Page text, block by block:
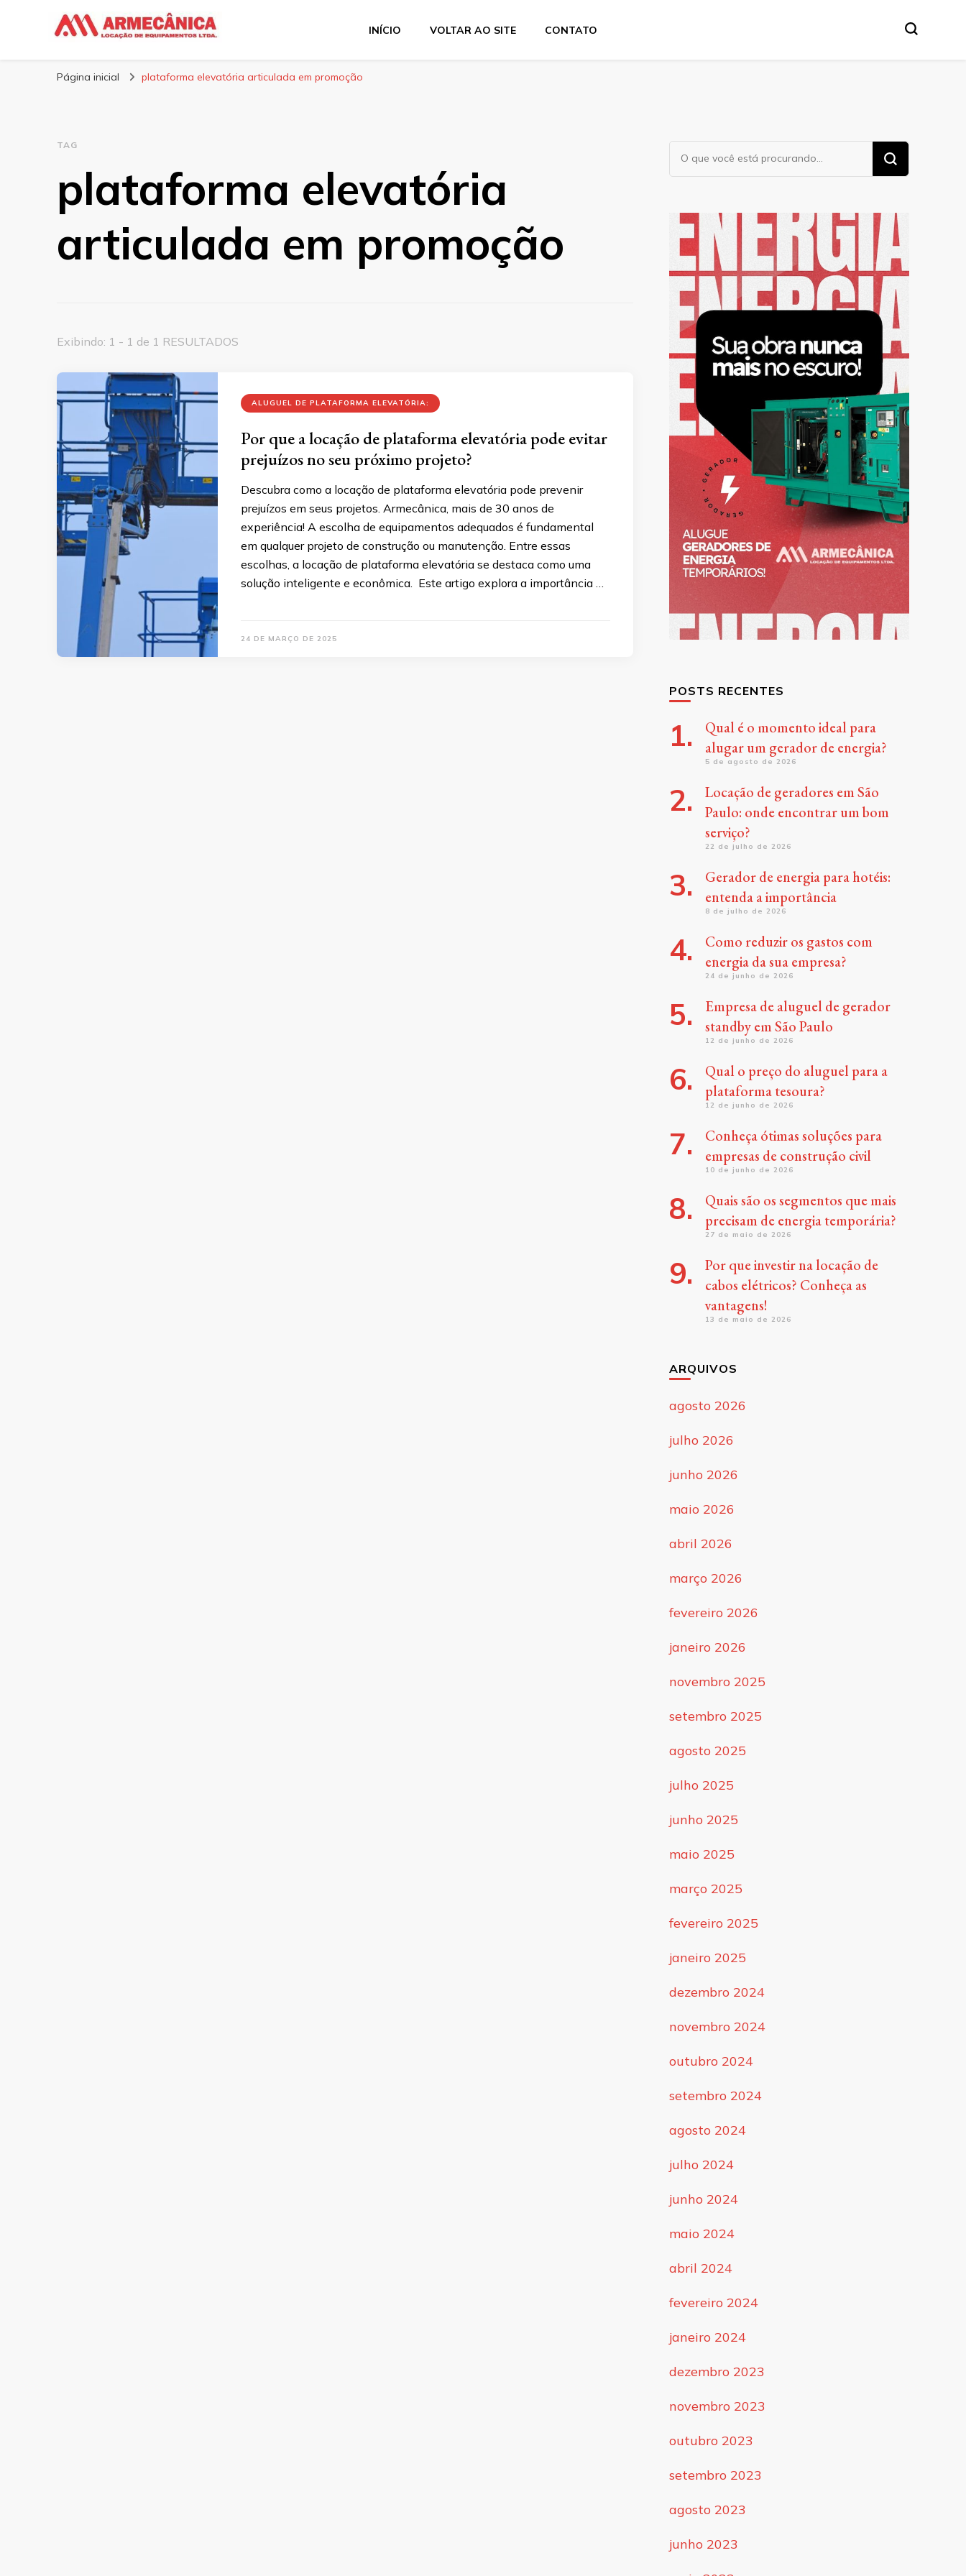
Armecânica
INÍCIO VOLTAR AO SITE CONTATO
Página inicial plataforma elevatória articulada em promoção
TAG
plataforma elevatória
articulada em promoção
Exibindo: 1 - 1 de 1 RESULTADOS
ALUGUEL DE PLATAFORMA ELEVATÓRIA:
Por que a locação de plataforma elevatória pode evitar
prejuízos no seu próximo projeto?
Descubra como a locação de plataforma elevatória pode prevenir
prejuízos em seus projetos. Armecânica, mais de 30 anos de
experiência! A escolha de equipamentos adequados é fundamental
em qualquer projeto de construção ou manutenção. Entre essas
escolhas, a locação de plataforma elevatória se destaca como uma
solução inteligente e econômica. Este artigo explora a importância …
24 DE MARÇO DE 2025
Procurando
algo?
POSTS RECENTES
Qual é o momento ideal para
alugar um gerador de energia?
5 de agosto de 2026
Locação de geradores em São
Paulo: onde encontrar um bom
serviço?
22 de julho de 2026
Gerador de energia para hotéis:
entenda a importância
8 de julho de 2026
Como reduzir os gastos com
energia da sua empresa?
24 de junho de 2026
Empresa de aluguel de gerador
standby em São Paulo
12 de junho de 2026
Qual o preço do aluguel para a
plataforma tesoura?
12 de junho de 2026
Conheça ótimas soluções para
empresas de construção civil
10 de junho de 2026
Quais são os segmentos que mais
precisam de energia temporária?
27 de maio de 2026
Por que investir na locação de
cabos elétricos? Conheça as
vantagens!
13 de maio de 2026
ARQUIVOS
agosto 2026
julho 2026
junho 2026
maio 2026
abril 2026
março 2026
fevereiro 2026
janeiro 2026
novembro 2025
setembro 2025
agosto 2025
julho 2025
junho 2025
maio 2025
março 2025
fevereiro 2025
janeiro 2025
dezembro 2024
novembro 2024
outubro 2024
setembro 2024
agosto 2024
julho 2024
junho 2024
maio 2024
abril 2024
fevereiro 2024
janeiro 2024
dezembro 2023
novembro 2023
outubro 2023
setembro 2023
agosto 2023
junho 2023